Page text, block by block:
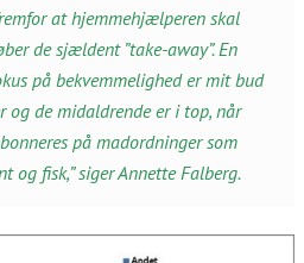
at hjemmehjælperen skal
de sjældent ”take-away”. En
på bekvemmelighed er mit bud
og de midaldrende er i top, når
på madordninger som
og fisk,” siger Annette Falberg.